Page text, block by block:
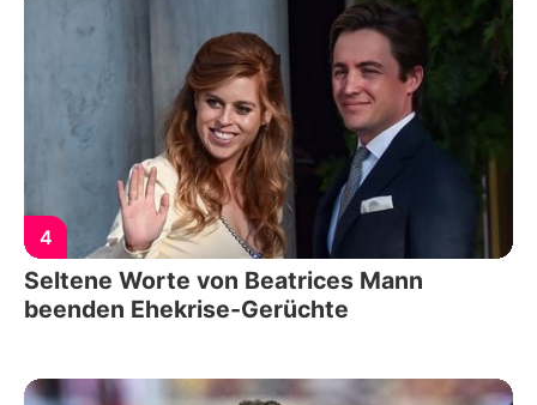
4
Seltene Worte von Beatrices Mann
beenden Ehekrise-Gerüchte